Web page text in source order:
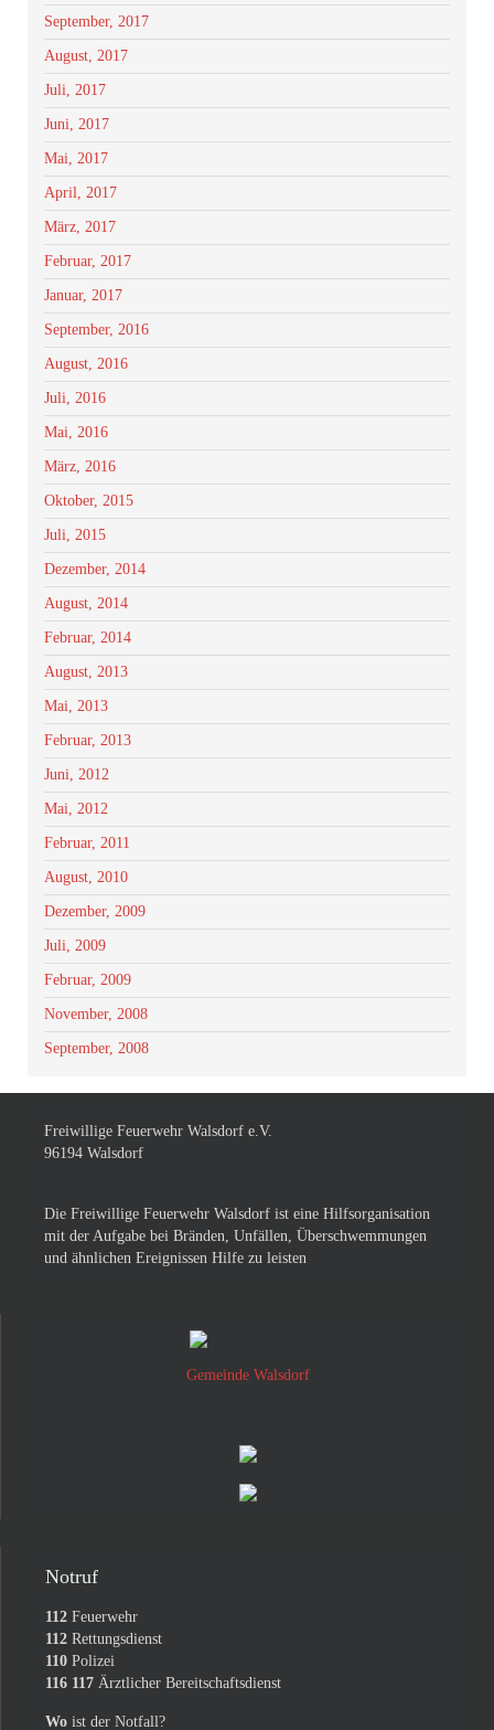
September, 2017
August, 2017
Juli, 2017
Juni, 2017
Mai, 2017
April, 2017
März, 2017
Februar, 2017
Januar, 2017
September, 2016
August, 2016
Juli, 2016
Mai, 2016
März, 2016
Oktober, 2015
Juli, 2015
Dezember, 2014
August, 2014
Februar, 2014
August, 2013
Mai, 2013
Februar, 2013
Juni, 2012
Mai, 2012
Februar, 2011
August, 2010
Dezember, 2009
Juli, 2009
Februar, 2009
November, 2008
September, 2008
Freiwillige Feuerwehr Walsdorf e.V.
96194 Walsdorf
Die Freiwillige Feuerwehr Walsdorf ist eine Hilfsorganisation
mit der Aufgabe bei Bränden, Unfällen, Überschwemmungen
und ähnlichen Ereignissen Hilfe zu leisten
Gemeinde Walsdorf
Notruf
112 Feuerwehr
112 Rettungsdienst
110 Polizei
116 117 Ärztlicher Bereitschaftsdienst
Wo ist der Notfall?